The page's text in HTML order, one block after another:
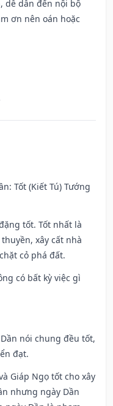
dễ dẫn đến nội bộ
ơn nên oán hoặc
Tốt (Kiết Tú) Tướng
tốt. Tốt nhất là
xây cất nhà
cỏ phá đất.
có bất kỳ việc gì
nói chung đều tốt,
đạt.
Giáp Ngọ tốt cho xây
nhưng ngày Dần